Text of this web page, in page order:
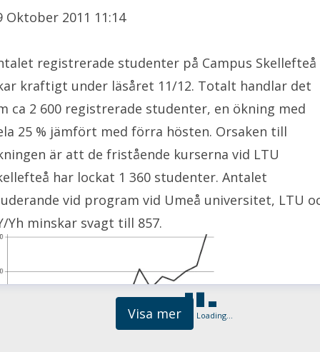
Oktober 2011 11:14
registrerade studenter på Campus Skellefteå
kraftigt under läsåret 11/12. Totalt handlar det
ca 2 600 registrerade studenter, en ökning med
25 % jämfört med förra hösten. Orsaken till
är att de fristående kurserna vid LTU
har lockat 1 360 studenter. Antalet
vid program vid Umeå universitet, LTU
Yh minskar svagt till 857.
Visa mer Loading...